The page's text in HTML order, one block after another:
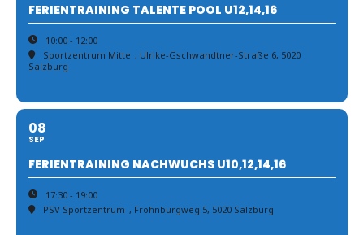
FERIENTRAINING TALENTE POOL U12,14,16
10:00 - 12:00
Sportzentrum Mitte , Ulrike-Gschwandtner-Straße 6, 5020
Salzburg
08
SEP
FERIENTRAINING NACHWUCHS U10,12,14,16
17:30 - 19:00
PSV Sportzentrum , Frohnburgweg 5, 5020 Salzburg